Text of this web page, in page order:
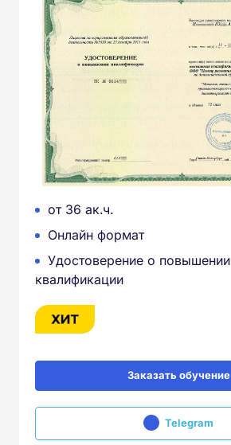
от 36 ак.ч.
Онлайн формат
Удостоверение о повышении
квалификации
Заказать обучение
Telegram